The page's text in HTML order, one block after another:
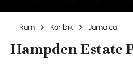
Rum Karibik Jamaica
Hampden Estate